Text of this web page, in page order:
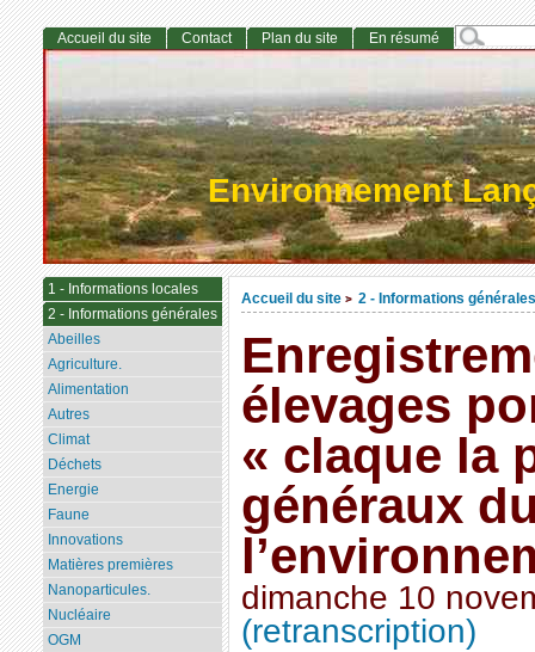
Environnement
Accueil du site > 2 - Informations générales
élevages
« claque la
généraux
dimanche 10
(retranscription)
Accueil du site Contact Plan du site En résumé
1 - Informations locales
2 - Informations générales
Abeilles
Agriculture.
Alimentation
Autres
Climat
Déchets
Energie
Faune
Innovations
Matières premières
Nanoparticules.
Nucléaire
OGM